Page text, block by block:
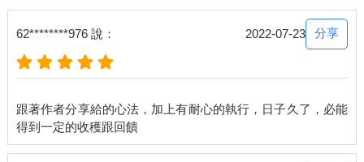
籃球場上，大家會說：「身高是無法訓練的。」這意思是說，世
界上的任何訓練都無法讓運動員長得更高，訓練洞察力一樣這麼
困難，就像所有才藝一樣，有些人就是比其他人更懂得投資，他
們能擁有（或能設法得到）班傑明‧葛拉漢大力提倡而必不可少的
「更多的智慧」（trace of wisdom）。我認為，這正是成功投資
〔賽斯‧卡拉曼評註：打敗大盤很重要，但是控制風險同樣重要。
最終投資人都必須自問，是對相對報酬（relative returns）感興
62********976 說： 2022-07-23 分享
跟著作者分享給的心法，加上有耐心的執行，日子久了，必能
得到一定的收穫跟回饋